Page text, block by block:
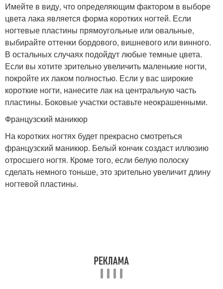
Имейте в виду, что определяющим фактором в выборе
цвета лака является форма коротких ногтей. Если
ногтевые пластины прямоугольные или овальные,
выбирайте оттенки бордового, вишневого или винного.
В остальных случаях подойдут любые темные цвета.
Если вы хотите зрительно увеличить маленькие ногти,
покройте их лаком полностью. Если у вас широкие
короткие ногти, нанесите лак на центральную часть
пластины. Боковые участки оставьте неокрашенными.
Французский маникюр
На коротких ногтях будет прекрасно смотреться
французский маникюр. Белый кончик создаст иллюзию
отросшего ногтя. Кроме того, если белую полоску
сделать немного тоньше, это зрительно увеличит длину
ногтевой пластины.